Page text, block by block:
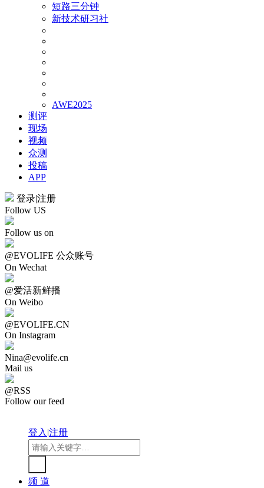
短路三分钟
新技术研习社
AWE2025
测评
现场
视频
众测
投稿
APP
登录|注册
Follow US
Follow us on
@EVOLIFE 公众账号
On Wechat
@爱活新鲜播
On Weibo
@EVOLIFE.CN
On Instagram
Nina@evolife.cn
Mail us
@RSS
Follow our feed
登入|注册
频 道